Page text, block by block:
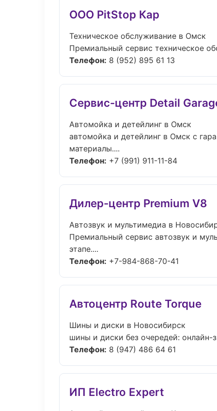
ООО PitStop Кар
Техническое обслуживание в Омск
Премиальный сервис техническое
Телефон: 8 (952) 895 61 13
Сервис-центр Detail
Автомойка и детейлинг в Омск
автомойка и детейлинг в Омск с
материалы....
Телефон: +7 (991) 911-11-84
Дилер-центр Premium V8
Автозвук и мультимедиа в
Премиальный сервис автозвук и
этапе....
Телефон: +7-984-868-70-41
Автоцентр Route Torque
Шины и диски в Новосибирск
шины и диски без очередей: онлайн-
Телефон: 8 (947) 486 64 61
ИП Electro Expert